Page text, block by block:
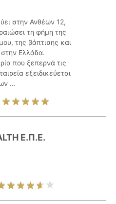
στην Ανθέων 12,
τη φήμη της
της βάπτισης και
Ελλάδα.
που ξεπερνά τις
εξειδικεύεται
...
Ε.Π.Ε.